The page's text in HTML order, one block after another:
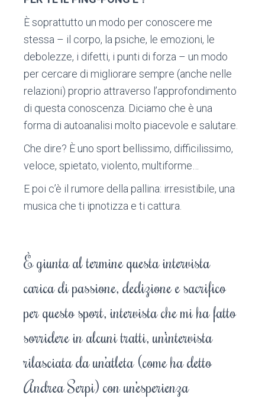
È soprattutto un modo per conoscere me
stessa – il corpo, la psiche, le emozioni, le
debolezze, i difetti, i punti di forza – un modo
per cercare di migliorare sempre (anche nelle
relazioni) proprio attraverso l’approfondimento
di questa conoscenza. Diciamo che è una
forma di autoanalisi molto piacevole e salutare.
Che dire? È uno sport bellissimo, difficilissimo,
veloce, spietato, violento, multiforme…
E poi c’è il rumore della pallina: irresistibile, una
musica che ti ipnotizza e ti cattura.
È giunta al termine questa intervista
carica di passione, dedizione e sacrifico
per questo sport, intervista che mi ha fatto
sorridere in alcuni tratti, un’intervista
rilasciata da unatleta (come ha detto
Andrea Serpi) conun’esperienza